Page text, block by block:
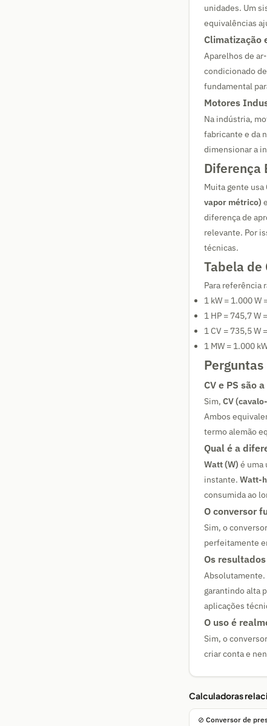
unidades. Um
equivalências
Climatização
Aparelhos de
condicionado
fundamental
Motores
Na indústria,
fabricante e da
dimensionar a
Diferença
Muita gente
vapor métrico)
diferença de
relevante. Por
técnicas.
Tabela de
Para referência
1 kW = 1.000 W
1 HP = 745,7 W
1 CV = 735,5 W
1 MW = 1.000
Perguntas
CV e PS são
Sim, CV
Ambos
termo alemão
Qual é a
Watt (W) é uma
instante. Watt-
consumida ao
O conversor
Sim, o
perfeitamente
Os
Absolutamente.
garantindo alta
aplicações
O uso é
Sim, o
criar conta e
Calculadoras
⊘ Conversor de